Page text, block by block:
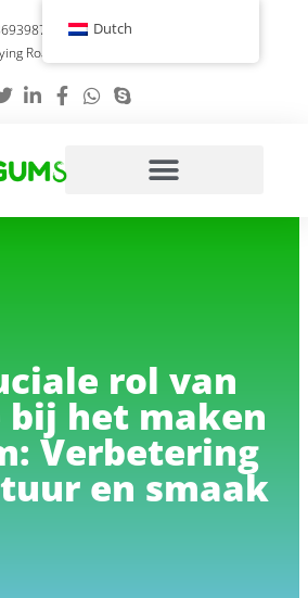
info@gumstabilizer.com
Road, Zhengzhou, Henan, China
rol van
bij het maken
Verbetering
en smaak
Dutch